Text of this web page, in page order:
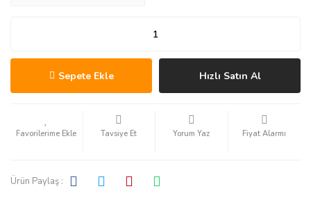
Sepete Ekle Hızlı Satın Al
Tavsiye Et Yorum Yaz Fiyat Alarmı
Ürün Paylaş :